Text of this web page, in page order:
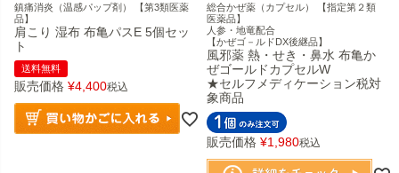
鎮痛消炎（温感パップ剤） 【第3類医薬
品】
肩こり 湿布 布亀パスE 5個セッ
ト
送料無料
販売価格 ¥4,400税込
総合かぜ薬（カプセル） 【指定第２類
医薬品】
人参・地竜配合
【かぜゴ－ルドDX後継品】
風邪薬 熱・せき・鼻水 布亀か
ぜゴールドカプセルW
★セルフメディケーション税対
象商品
販売価格 ¥1,980税込